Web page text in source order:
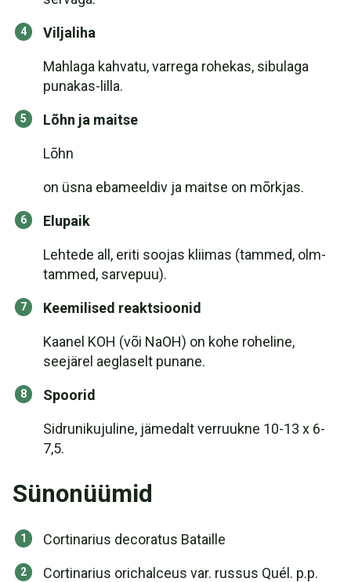
Viljaliha
Mahlaga kahvatu, varrega rohekas, sibulaga
punakas-lilla.
Lõhn ja maitse
Lõhn
on üsna ebameeldiv ja maitse on mõrkjas.
Elupaik
Lehtede all, eriti soojas kliimas (tammed, olm-
tammed, sarvepuu).
Keemilised reaktsioonid
Kaanel KOH (või NaOH) on kohe roheline,
seejärel aeglaselt punane.
Spoorid
Sidrunikujuline, jämedalt verruukne 10-13 x 6-
7,5.
Sünonüümid
Cortinarius decoratus Bataille
Cortinarius orichalceus var. russus Quél. p.p.